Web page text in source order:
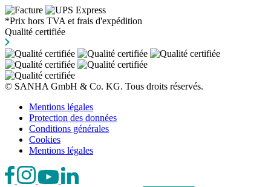
*Prix hors TVA et frais d'expédition
Qualité certifiée
© SANHA GmbH & Co. KG. Tous droits réservés.
Mentions légales
Protection des données
Conditions générales
Cookies
Mentions légales